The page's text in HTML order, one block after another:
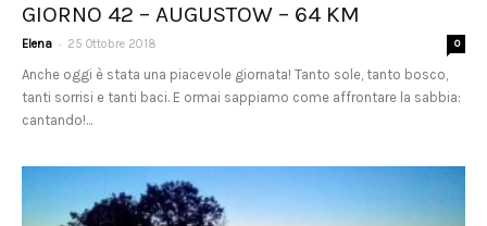
GIORNO 42 – AUGUSTOW – 64 KM
Elena - 25 Ottobre 2018 0
Anche oggi è stata una piacevole giornata! Tanto sole, tanto bosco,
tanti sorrisi e tanti baci. E ormai sappiamo come affrontare la sabbia:
cantando!...